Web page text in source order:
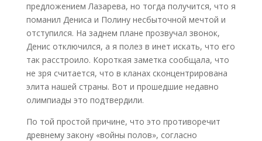
предложением Лазарева, но тогда получится, что я
поманил Дениса и Полину несбыточной мечтой и
отступился. На заднем плане прозвучал звонок,
Денис отключился, а я полез в инет искать, что его
так расстроило. Короткая заметка сообщала, что
не зря считается, что в кланах сконцентрирована
элита нашей страны. Вот и прошедшие недавно
олимпиады это подтвердили.
По той простой причине, что это противоречит
древнему закону «войны полов», согласно